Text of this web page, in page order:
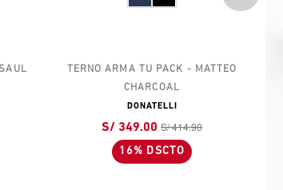
TERNO ARMA TU PACK - MATTEO
CHARCOAL
DONATELLI
S/ 349.00 S/ 414.90
16% DSCTO